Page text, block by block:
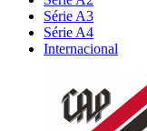
Série A3
Série A4
Internacional